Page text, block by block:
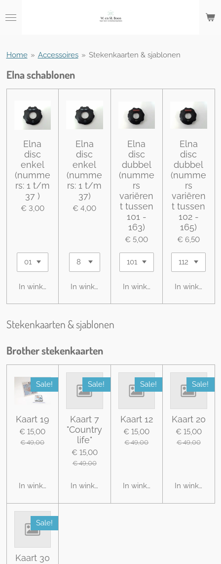
direct
hoofdinhoud
Home » Accessoires » Stekenkaarten & sjablonen
Elna schablonen
Elna
disc
enkel
(numme
rs: 1 t/m
37 )
€ 3,00
In winkelwagen
Elna
disc
enkel
(numme
rs: 1 t/m
37)
€ 4,00
In winkelwagen
Elna
disc
dubbel
(numme
rs
variëren
t tussen
101 -
163)
€ 5,00
In winkelwagen
Elna
disc
dubbel
(numme
rs
variëren
t tussen
102 -
165)
€ 6,50
In
Stekenkaarten & sjablonen
Brother stekenkaarten
Sale!
Kaart 19
€ 15,00
€ 49,00
In winkelwagen
Sale!
Kaart 7
"Country
life"
€ 15,00
€ 49,00
In winkelwagen
Sale!
Kaart 12
€ 15,00
€ 49,00
In winkelwagen
Sale!
Kaart 20
€ 15,00
€ 49,00
In
Sale!
Kaart 30